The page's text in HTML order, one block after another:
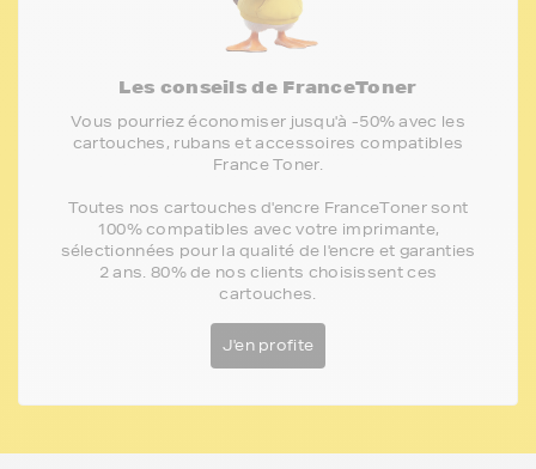
Les conseils de FranceToner
Vous pourriez économiser jusqu'à -50% avec les
cartouches, rubans et accessoires compatibles
France Toner.
Toutes nos cartouches d'encre FranceToner sont
100% compatibles avec votre imprimante,
sélectionnées pour la qualité de l'encre et garanties
2 ans. 80% de nos clients choisissent ces
cartouches.
J'en profite